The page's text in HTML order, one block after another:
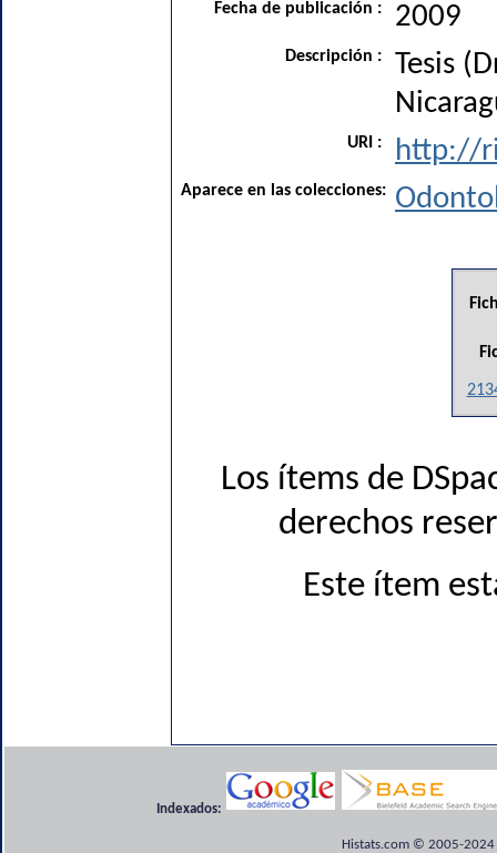
Fecha de publicación : 2009
Descripción :
Tesis
URI : http://
Aparece en las colecciones:
Los ítems de
derechos
Este ítem
Indexados:
Histats.com © 2005-2024